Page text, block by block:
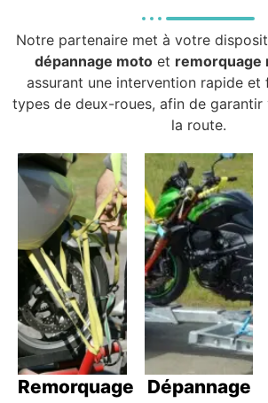
Notre partenaire met à votre
dépannage motoet remorquage
assurant une intervention rapide et
types de deux-roues, afin de
la route.
Remorquage
Dépannage